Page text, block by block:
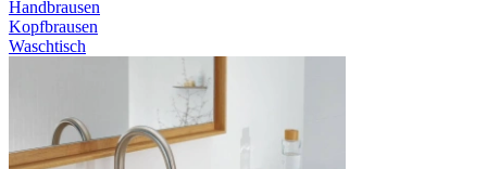
Handbrausen
Kopfbrausen
Waschtisch